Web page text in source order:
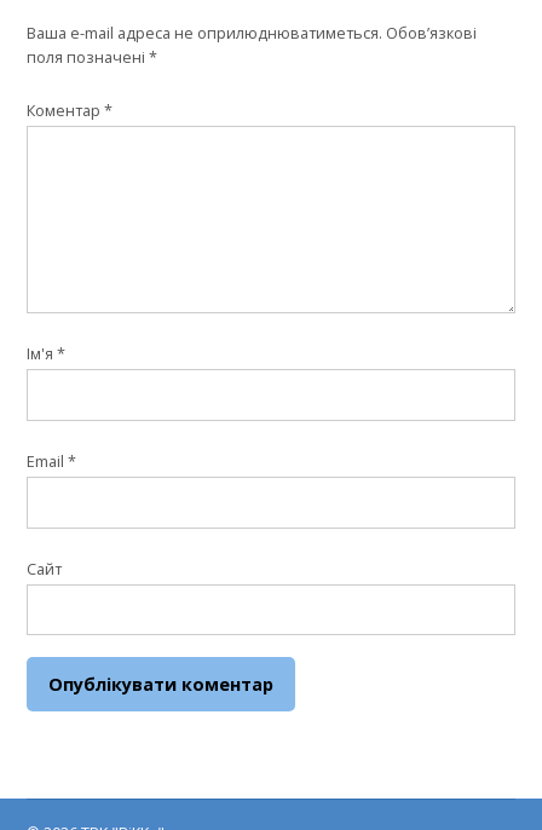
Ваша e-mail адреса не оприлюднюватиметься. Обов’язкові
поля позначені*
Коментар*
Ім'я*
Email*
Сайт